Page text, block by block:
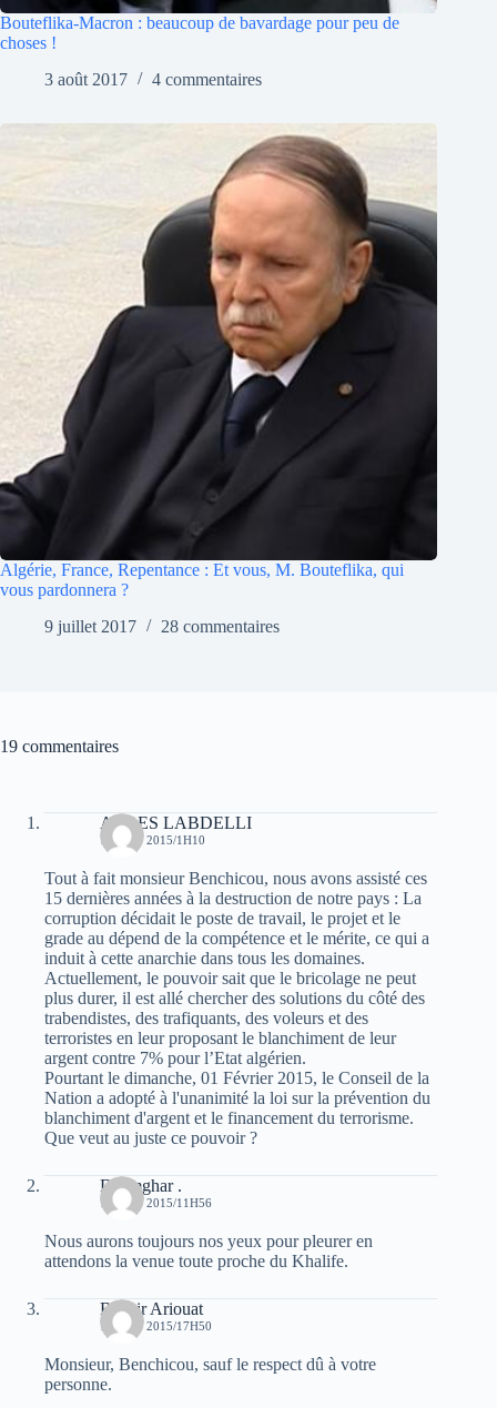
Bouteflika-Macron : beaucoup de bavardage pour peu de
choses !
3 août 2017
4 commentaires
Algérie, France, Repentance : Et vous, M. Bouteflika, qui
vous pardonnera ?
9 juillet 2017
28 commentaires
19 commentaires
ABBES LABDELLI
1 AOÛT 2015/1H10
Tout à fait monsieur Benchicou, nous avons assisté ces
15 dernières années à la destruction de notre pays : La
corruption décidait le poste de travail, le projet et le
grade au dépend de la compétence et le mérite, ce qui a
induit à cette anarchie dans tous les domaines.
Actuellement, le pouvoir sait que le bricolage ne peut
plus durer, il est allé chercher des solutions du côté des
trabendistes, des trafiquants, des voleurs et des
terroristes en leur proposant le blanchiment de leur
argent contre 7% pour l’Etat algérien.
Pourtant le dimanche, 01 Février 2015, le Conseil de la
Nation a adopté à l'unanimité la loi sur la prévention du
blanchiment d'argent et le financement du terrorisme.
Que veut au juste ce pouvoir ?
Daamghar .
1 AOÛT 2015/11H56
Nous aurons toujours nos yeux pour pleurer en
attendons la venue toute proche du Khalife.
Bachir Ariouat
1 AOÛT 2015/17H50
Monsieur, Benchicou, sauf le respect dû à votre
personne.